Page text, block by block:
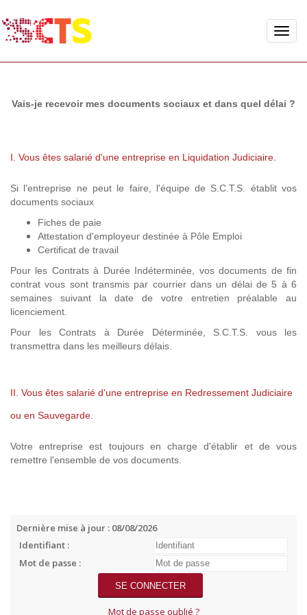
Toggle
Vais-je recevoir mes documents sociaux et dans quel délai ?
I. Vous êtes salarié d'une entreprise en Liquidation Judiciaire.
Si l'entreprise ne peut le faire, l'équipe de S.C.T.S. établit vos
documents sociaux
Fiches de paie
Attestation d'employeur destinée à Pôle Emploi
Certificat de travail
Pour les Contrats à Durée Indéterminée, vos documents de fin
contrat vous sont transmis par courrier dans un délai de 5 à 6
semaines suivant la date de votre entretien préalable au
licenciement.
Pour les Contrats à Durée Déterminée, S.C.T.S. vous les
transmettra dans les meilleurs délais.
II. Vous êtes salarié d'une entreprise en Redressement Judiciaire
ou en Sauvegarde.
Votre entreprise est toujours en charge d'établir et de vous
remettre l'ensemble de vos documents.
Dernière mise à jour : 08/08/2026
Identifiant :
Mot de passe :
Mot de passe oublié ?